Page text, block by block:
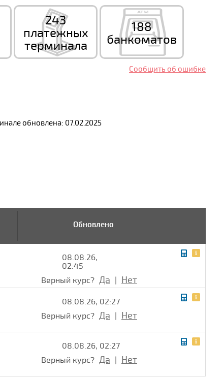
243
платежных
терминала
188
банкоматов
Сообщить об ошибке
обновлена: 07.02.2025
Обновлено
08.08.26,
02:45
Верный курс? Да Нет
08.08.26, 02:27
Верный курс? Да Нет
08.08.26, 02:27
Верный курс? Да Нет